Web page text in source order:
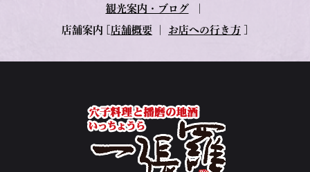
観光案内・ブログ｜
店舗案内 店舗概要 お店への行き方